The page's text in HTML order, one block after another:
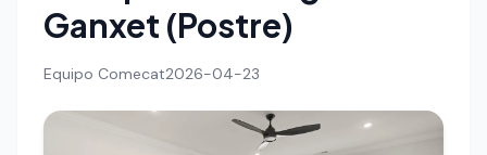
Ganxet (Postre)
Equipo Comecat2026-04-23